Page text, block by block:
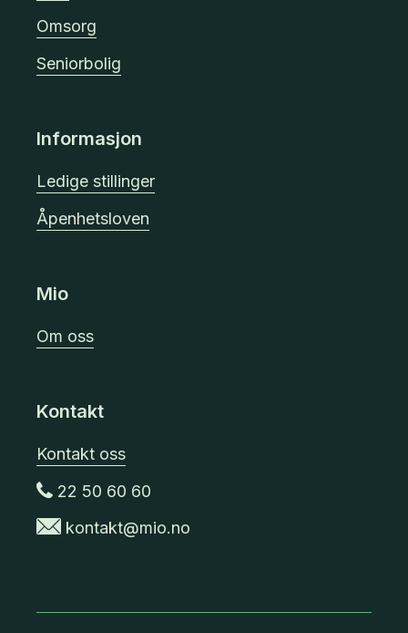
Omsorg
Seniorbolig
Informasjon
Ledige stillinger
Åpenhetsloven
Mio
Om oss
Kontakt
Kontakt oss
22 50 60 60
kontakt@mio.no